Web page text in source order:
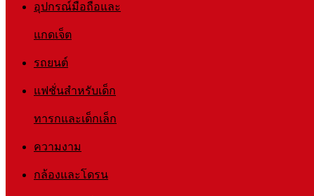
อุปกรณ์มือถือและ
แกดเจ็ต
รถยนต์
แฟชั่นสำหรับเด็ก
ทารกและเด็กเล็ก
ความงาม
กล้องและโดรน